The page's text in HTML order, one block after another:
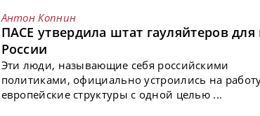
Антон Копнин
ПАСЕ утвердила штат гауляйтеров для
России
Эти люди, называющие себя российскими
политиками, официально устроились на
европейские структуры с одной целью ...